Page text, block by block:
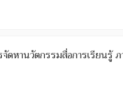
จัดหานวัตกรรมสื่อการเรียน